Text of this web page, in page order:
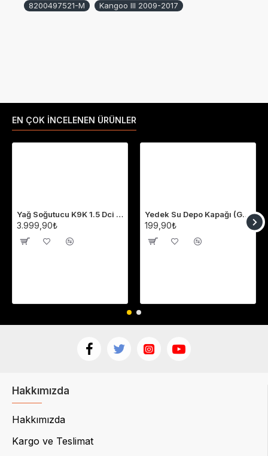
8200497521-M
Kangoo III 2009-2017
EN ÇOK İNCELENEN ÜRÜNLER
Yağ Soğutucu K9K 1.5 Dci Megane 2-3 Fluence Clio 4 Laguna 3 213059324R
3.999,90₺
Yedek Su Depo Kapağı (Genleşme Kavanozu Kapağı) 8200048024
199,90₺
Hakkımızda
Hakkımızda
Kargo ve Teslimat